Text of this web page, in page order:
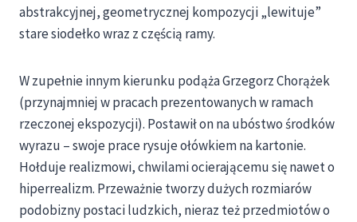
abstrakcyjnej, geometrycznej kompozycji „lewituje”
stare siodełko wraz z częścią ramy.
W zupełnie innym kierunku podąża Grzegorz Chorążek
(przynajmniej w pracach prezentowanych w ramach
rzeczonej ekspozycji). Postawił on na ubóstwo środków
wyrazu – swoje prace rysuje ołówkiem na kartonie.
Hołduje realizmowi, chwilami ocierającemu się nawet o
hiperrealizm. Przeważnie tworzy dużych rozmiarów
podobizny postaci ludzkich, nieraz też przedmiotów o